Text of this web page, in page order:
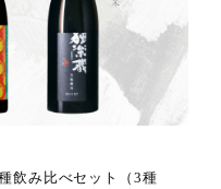
飲み比べセット（3種